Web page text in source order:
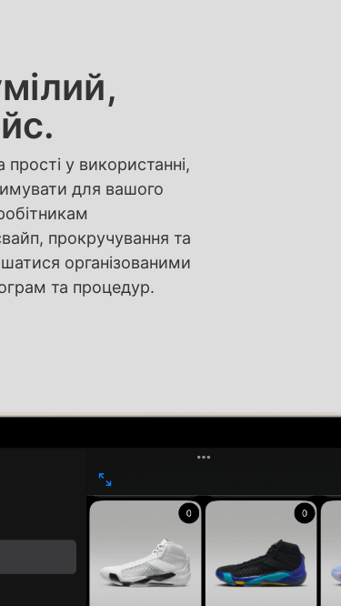
прості у використанні,
для вашого
прокручування та
організованими
та процедур.